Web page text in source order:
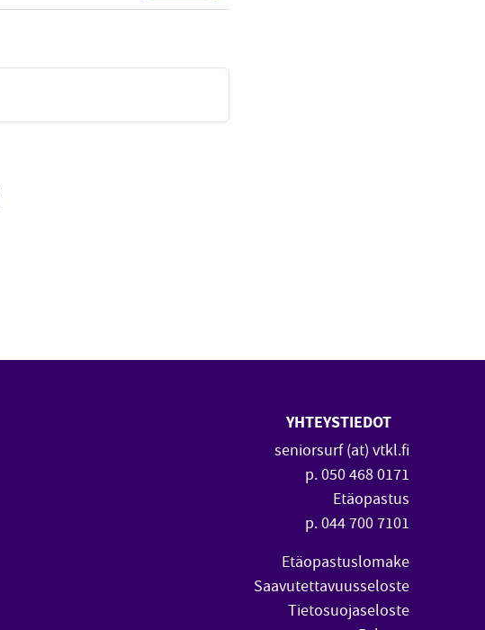
YHTEYSTIEDOT
seniorsurf (at) vtkl.fi
p. 050 468 0171
Etäopastus
p. 044 700 7101
Etäopastuslomake
Saavutettavuusseloste
Tietosuojaseloste